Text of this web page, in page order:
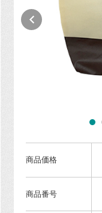
商品価格
商品番号